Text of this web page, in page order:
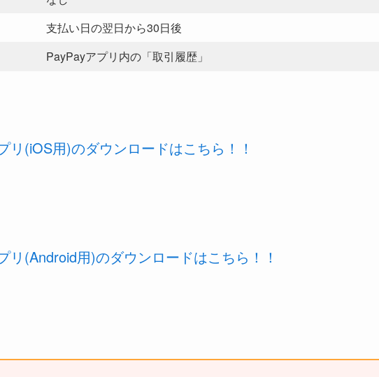
支払い日の翌日から30日後
PayPayアプリ内の「取引履歴」
リ(iOS用)のダウンロードはこちら！！
リ(Android用)のダウンロードはこちら！！